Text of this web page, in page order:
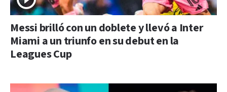
Messi brilló con un doblete y llevó a Inter
Miami a un triunfo en su debut en la
Leagues Cup